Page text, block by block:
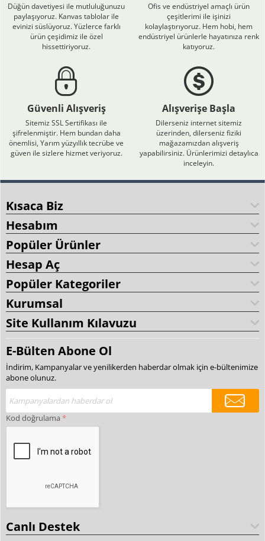
Düğün davetiyesi ile mutluluğunuzu
paylaşıyoruz. Kanvas tablolar ile
evinizi süslüyoruz. Yüzlerce farklı
ürün çeşidimiz ile özel
hissettiriyoruz.
Ofis ve endüstriyel amaçlı ürün
çeşitlerimi ile işinizi
kolaylaştırıyoruz. Hem hobi, hem
endüstriyel ürünlerle hayatınıza renk
katıyoruz.
Güvenli Alışveriş
Sitemiz SSL Sertifikası ile
şifrelenmiştir. Hem bundan daha
önemlisi, Yarım yüzyıllık tecrübe ve
güven ile sizlere hizmet veriyoruz.
Alışverişe Başla
Dilerseniz internet sitemiz
üzerinden, dilerseniz fiziki
mağazamızdan alışveriş
yapabilirsiniz. Ürünlerimizi detaylıca
inceleyin.
Kısaca Biz
Hesabım
Popüler Ürünler
Hesap Aç
Popüler Kategoriler
Kurumsal
Site Kullanım Kılavuzu
E-Bülten Abone Ol
İndirim, Kampanyalar ve yenilikerden haberdar olmak için e-bültenimize
abone olunuz.
Kod doğrulama
Canlı Destek